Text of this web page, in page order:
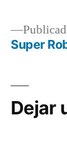
Super
Dejar